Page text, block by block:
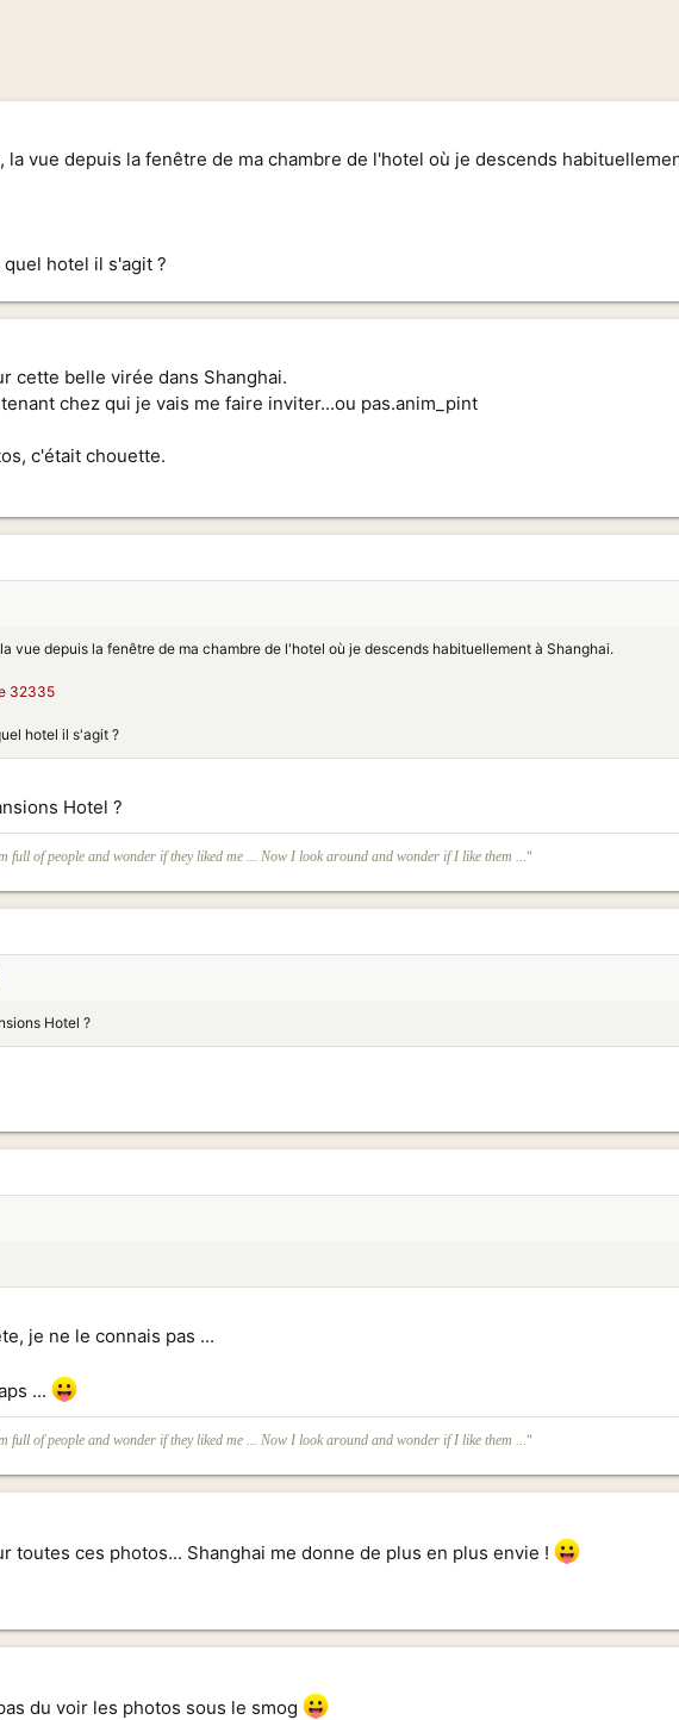
la vue depuis la fenêtre de ma chambre de l'hotel où je descends
hotel il s'agit ?
cette belle virée dans Shanghai.
chez qui je vais me faire inviter...ou pas.anim_pint
c'était chouette.
vue depuis la fenêtre de ma chambre de l'hotel où je descends habituellement à Shanghai.
32335
hotel il s'agit ?
Hotel ?
full of people and wonder if they liked me ... Now I look around and wonder if I like them ... "
Hotel ?
je ne le connais pas ...
...
full of people and wonder if they liked me ... Now I look around and wonder if I like them ... "
toutes ces photos... Shanghai me donne de plus en plus envie !
du voir les photos sous le smog